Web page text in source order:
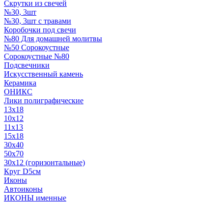
Скрутки из свечей
№30, 3шт
№30, 3шт с травами
Коробочки под свечи
№80 Для домашней молитвы
№50 Сорокоустные
Сорокоустные №80
Подсвечники
Искусственный камень
Керамика
ОНИКС
Лики полиграфические
13x18
10x12
11х13
15х18
30x40
50x70
30x12 (горизонтальные)
Круг D5см
Иконы
Автоиконы
ИКОНЫ именные